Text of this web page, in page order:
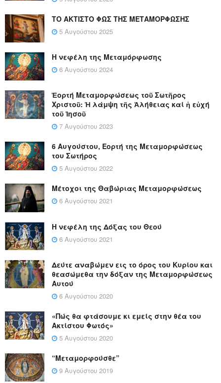
ΤΟ ΑΚΤΙΣΤΟ ΦΩΣ ΤΗΣ ΜΕΤΑΜΟΡΦΩΣΗΣ
5 Αυγούστου 2025
Η νεφέλη της Μεταμόρφωσης
6 Αυγούστου 2024
Ἑορτή Μεταμορφώσεως τοῦ Σωτῆρος
Χριστοῦ: Ἡ λάμψη τῆς Ἀλήθειας καί ἡ εὐχή
τοῦ Ἰησοῦ
7 Αυγούστου 2023
6 Αυγούστου, Εορτή της Μεταμορφώσεως
του Σωτήρος
5 Αυγούστου 2022
Μέτοχοι της Θαβώριας Μεταμορφώσεως
6 Αυγούστου 2021
Η νεφέλη της Δόξας του Θεού
6 Αυγούστου 2021
Δεύτε αναβώμεν εις το όρος του Κυρίου και
θεασώμεθα την δόξαν της Μεταμορφώσεως
Αυτού
6 Αυγούστου 2020
«Πώς θα φτάσουμε κι εμείς στην θέα του
Ακτίστου Φωτός»
5 Αυγούστου 2020
“Μεταμορφούσθε”
9 Αυγούστου 2019